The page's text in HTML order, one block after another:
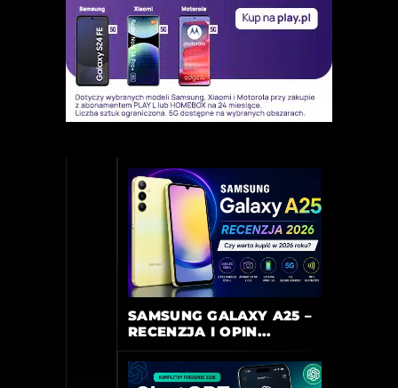
SAMSUNG GALAXY A25 –
RECENZJA I OPIN...